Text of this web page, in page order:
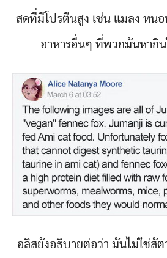
สดที่มีโปรตีนสูง เช่น แมลง หน
อาหารอื่นๆ ที่พวกมันหากิ
อลิสยังอธิบายต่อว่า มันไม่ใช่สั